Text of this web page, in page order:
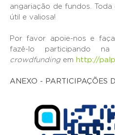
angariação de fundos.
útil e valiosa!
Por favor apoie-nos e
fazê-lo participando
crowdfunding em http://
ANEXO - PARTICIPAÇÕES